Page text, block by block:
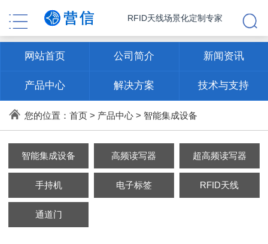
RFID天线场景化定制专家
网站首页 公司简介 新闻资讯
产品中心 解决方案 技术与支持
联系方式
您的位置： 首页> 产品中心> 智能集成设备
智能集成设备 高频读写器 超高频读写器
手持机 电子标签 RFID天线
通道门